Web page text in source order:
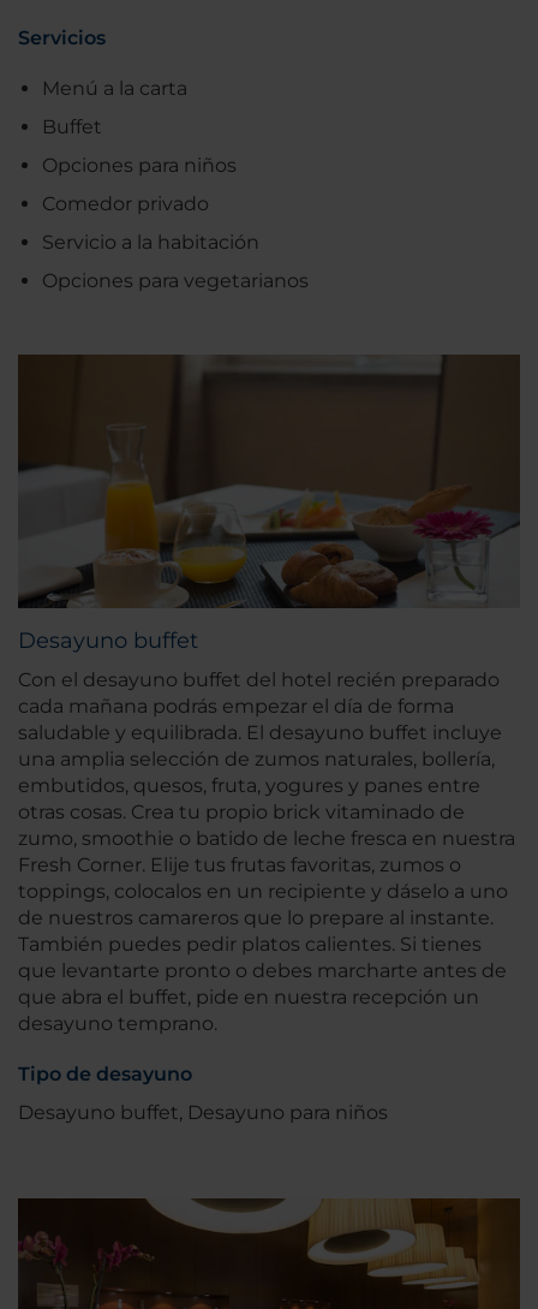
Servicios
Menú a la carta
Buffet
Opciones para niños
Comedor privado
Servicio a la habitación
Opciones para vegetarianos
Desayuno buffet
Con el desayuno buffet del hotel recién preparado
cada mañana podrás empezar el día de forma
saludable y equilibrada. El desayuno buffet incluye
una amplia selección de zumos naturales, bollería,
embutidos, quesos, fruta, yogures y panes entre
otras cosas. Crea tu propio brick vitaminado de
zumo, smoothie o batido de leche fresca en nuestra
Fresh Corner. Elije tus frutas favoritas, zumos o
toppings, colocalos en un recipiente y dáselo a uno
de nuestros camareros que lo prepare al instante.
También puedes pedir platos calientes. Si tienes
que levantarte pronto o debes marcharte antes de
que abra el buffet, pide en nuestra recepción un
desayuno temprano.
Tipo de desayuno
Desayuno buffet, Desayuno para niños